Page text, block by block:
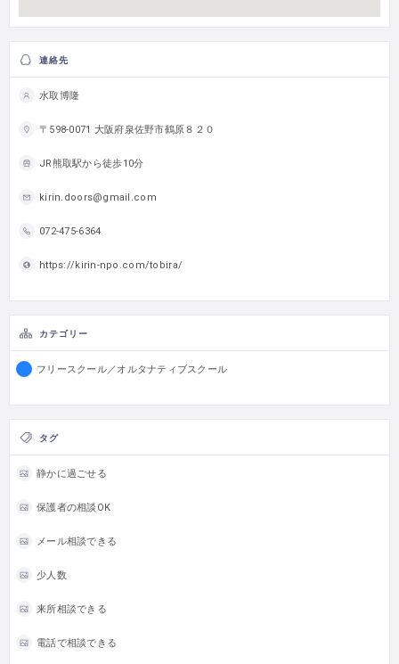
連絡先
水取博隆
〒598-0071 大阪府泉佐野市鶴原８２０
JR熊取駅から徒歩10分
kirin.doors@gmail.com
072-475-6364
https://kirin-npo.com/tobira/
カテゴリー
フリースクール／オルタナティブスクール
タグ
静かに過ごせる
保護者の相談OK
メール相談できる
少人数
来所相談できる
電話で相談できる